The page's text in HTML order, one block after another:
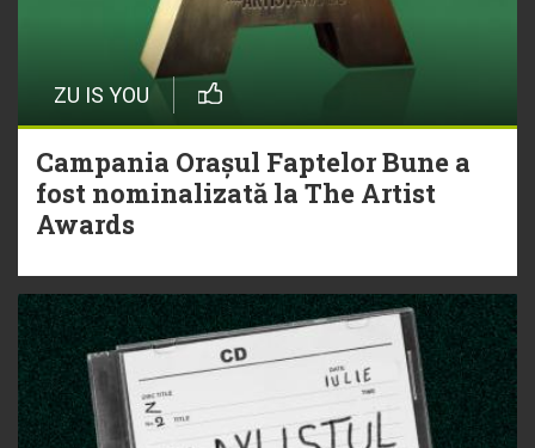
ZU IS YOU
Campania Orașul Faptelor Bune a
fost nominalizată la The Artist
Awards